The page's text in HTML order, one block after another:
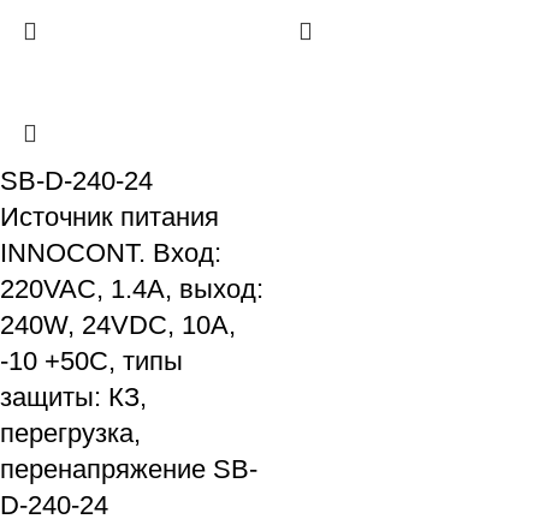
SB-D-240-24
Источник питания
INNOCONT. Вход:
220VAC, 1.4А, выход:
240W, 24VDC, 10A,
-10 +50С, типы
защиты: КЗ,
перегрузка,
перенапряжение SB-
D-240-24